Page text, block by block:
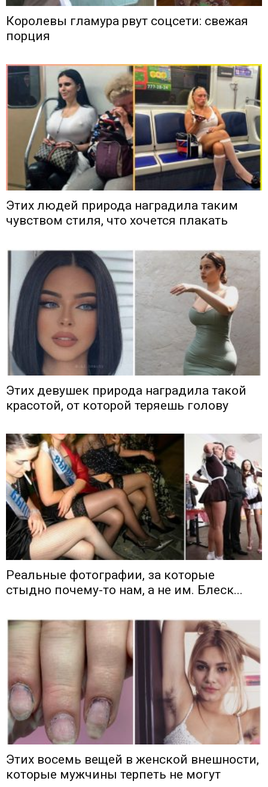
Королевы гламура рвут соцсети: свежая
порция
Этих людей природа наградила таким
чувством стиля, что хочется плакать
Этих девушек природа наградила такой
красотой, от которой теряешь голову
Реальные фотографии, за которые
стыдно почему-то нам, а не им. Блеск...
Этих восемь вещей в женской внешности,
которые мужчины терпеть не могут